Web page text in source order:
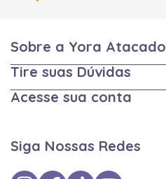
Sobre a Yora Atacado
Tire suas Dúvidas
Acesse sua conta
Siga Nossas Redes